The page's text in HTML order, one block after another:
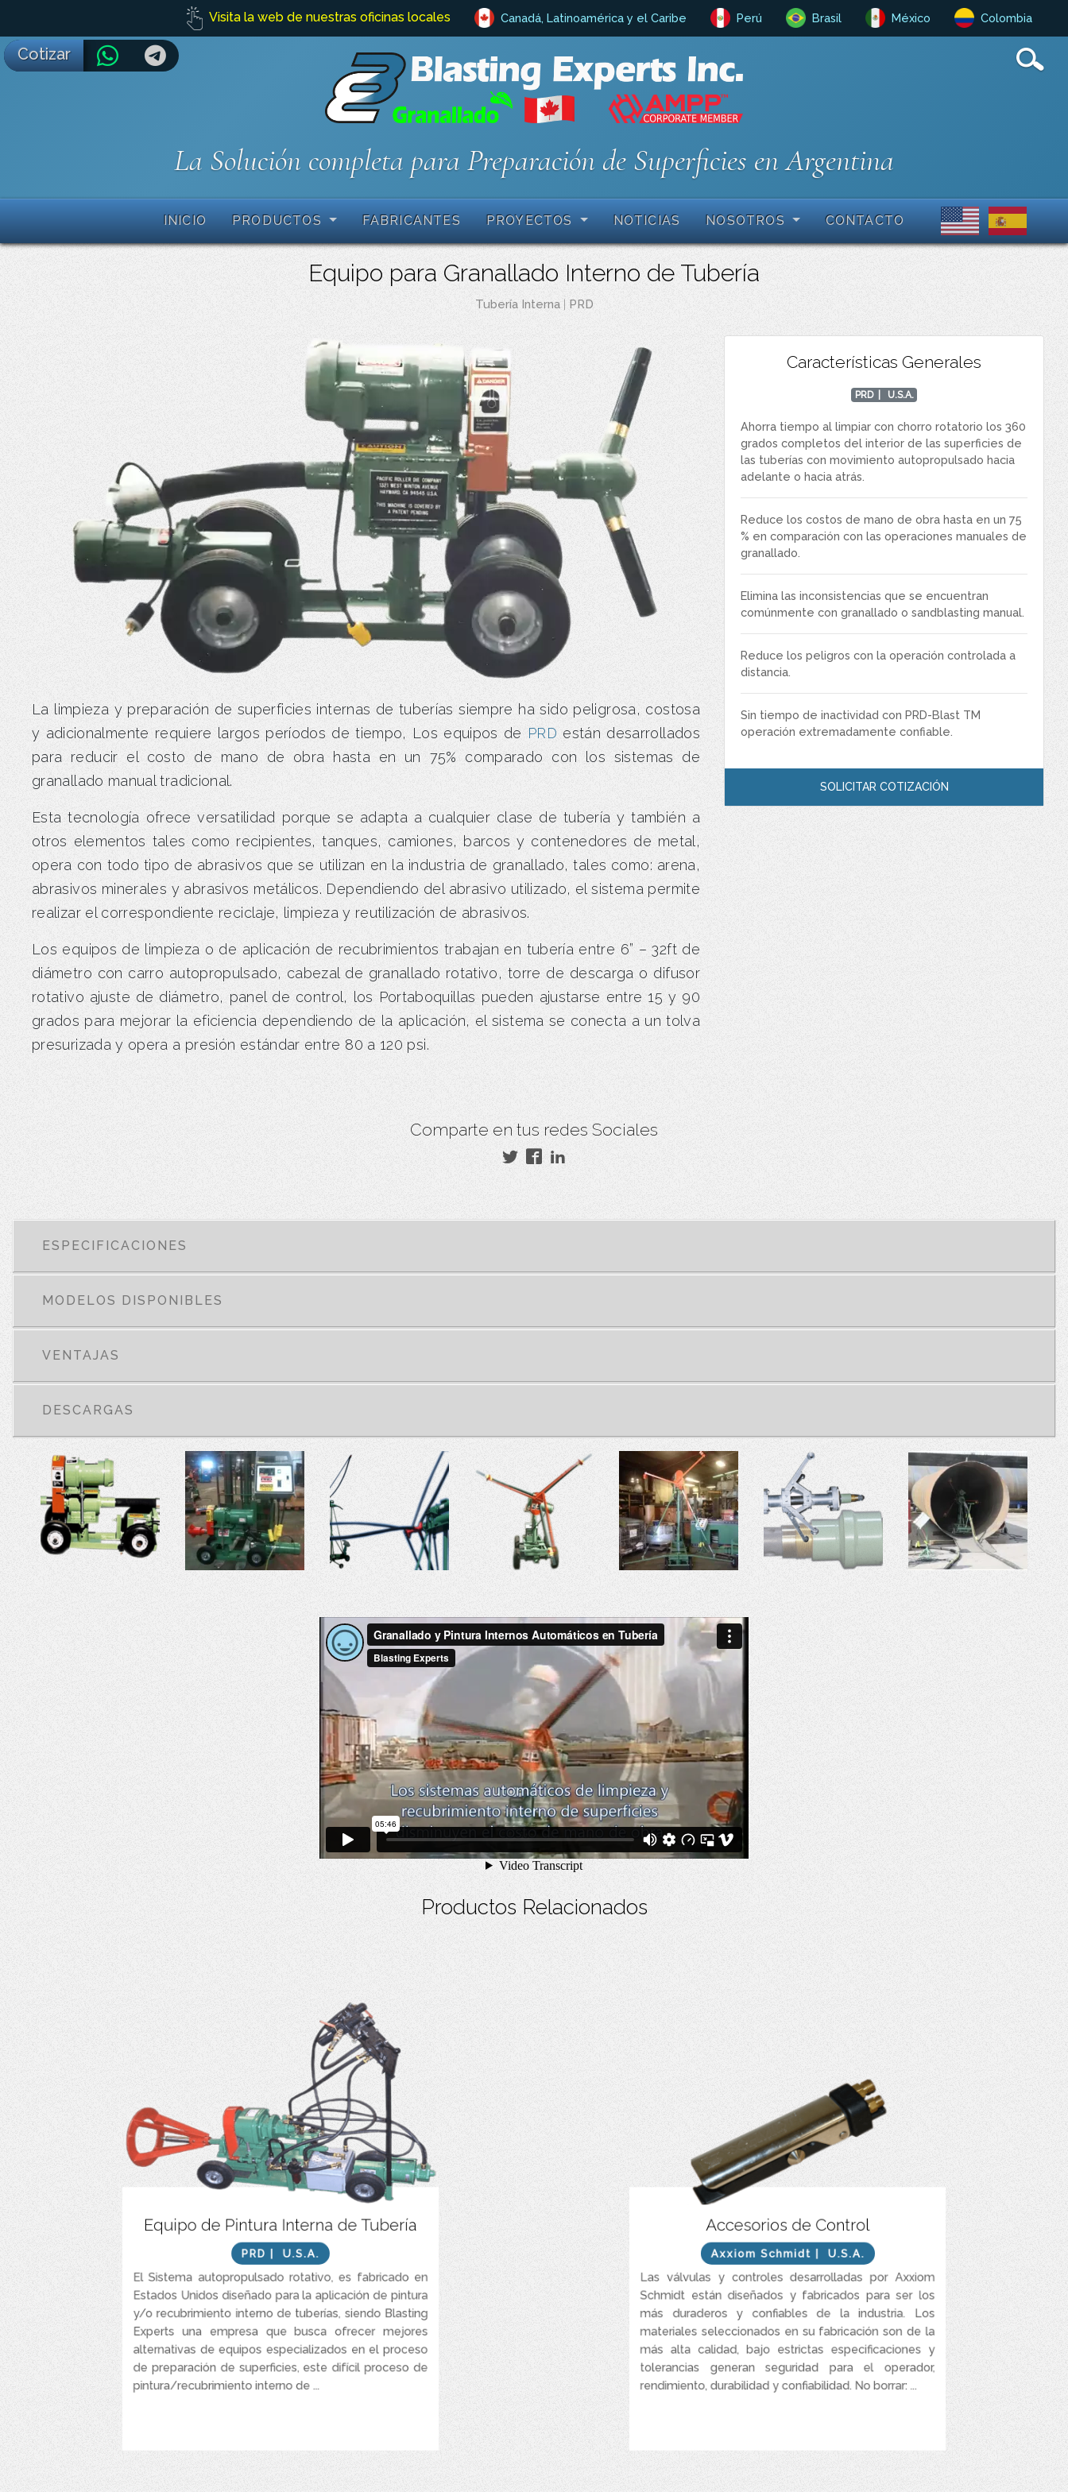
Visita la web de nuestras oficinas locales Canadá, Latinoamérica y el Caribe Perú Brasil México Colombia
La Solución completa para Preparación de Superficies en Argentina
INICIO PRODUCTOS FABRICANTES PROYECTOS NOTICIAS NOSOTROS CONTACTO
Equipo para Granallado Interno de Tubería
Tubería Interna| PRD
La limpieza y preparación de superficies internas de tuberías siempre ha sido peligrosa, costosa
y adicionalmente requiere largos períodos de tiempo, Los equipos de PRD están desarrollados
para reducir el costo de mano de obra hasta en un 75% comparado con los sistemas de
granallado manual tradicional.
Esta tecnología ofrece versatilidad porque se adapta a cualquier clase de tubería y también a
otros elementos tales como recipientes, tanques, camiones, barcos y contenedores de metal,
opera con todo tipo de abrasivos que se utilizan en la industria de granallado, tales como: arena,
abrasivos minerales y abrasivos metálicos. Dependiendo del abrasivo utilizado, el sistema permite
realizar el correspondiente reciclaje, limpieza y reutilización de abrasivos.
Los equipos de limpieza o de aplicación de recubrimientos trabajan en tubería entre 6” – 32ft de
diámetro con carro autopropulsado, cabezal de granallado rotativo, torre de descarga o difusor
rotativo ajuste de diámetro, panel de control, los Portaboquillas pueden ajustarse entre 15 y 90
grados para mejorar la eficiencia dependiendo de la aplicación, el sistema se conecta a un tolva
presurizada y opera a presión estándar entre 80 a 120 psi.
Características Generales
PRD| U.S.A.
Ahorra tiempo al limpiar con chorro rotatorio los 360
grados completos del interior de las superficies de
las tuberías con movimiento autopropulsado hacia
adelante o hacia atrás.
Reduce los costos de mano de obra hasta en un 75
% en comparación con las operaciones manuales de
granallado.
Elimina las inconsistencias que se encuentran
comúnmente con granallado o sandblasting manual.
Reduce los peligros con la operación controlada a
distancia.
Sin tiempo de inactividad con PRD-Blast TM
operación extremadamente confiable.
SOLICITAR COTIZACIÓN
Comparte en tus redes Sociales
ESPECIFICACIONES
MODELOS DISPONIBLES
VENTAJAS
DESCARGAS
Productos Relacionados
Equipo de Pintura Interna de Tubería
PRD | U.S.A.
El Sistema autopropulsado rotativo, es fabricado en
Estados Unidos diseñado para la aplicación de pintura
y/o recubrimiento interno de tuberías, siendo Blasting
Experts una empresa que busca ofrecer mejores
alternativas de equipos especializados en el proceso
de preparación de superficies, este difícil proceso de
pintura/recubrimiento interno de ...
Reduce costos de mano de obra, debido a que la operación del
equipo requiere únicamente de uno o dos operarios de acuerdo
gracias a que la operación ser realiza por control remoto.
Ahorro de tiempo debido a que el sistema posee un mecanismo
rotativo de 360 grados para la aplicación del recubrimiento en el
interior de la superficie de la tubería y la versatilidad de
movimiento autopropulsado hacia adelante o hacia atrás.
Elimina las inconsistencias, dando una aplicación uniforme en la
Accesorios de Control
Axxiom Schmidt | U.S.A.
Las válvulas y controles desarrolladas por Axxiom
Schmidt están diseñados y fabricados para ser los
más duraderos y confiables de la industria. Los
materiales seleccionados en su fabricación son de la
más alta calidad, bajo estrictas especificaciones y
tolerancias generan seguridad para el operador,
rendimiento, durabilidad y confiabilidad. No borrar: ...
Diseñadas para usar significativamente menos abrasivo que otras
Diseñados para maximizar la productividad del granallado y
Prácticos kits de conversión para tolvas que se adaptan a la
mayoría de las marcas de equipos de granallado.
Cotizar